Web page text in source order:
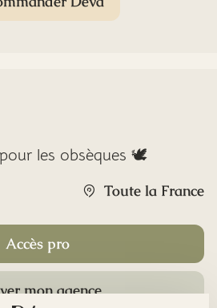
les obsèques 🕊️
Toute la France
Accès pro
mon agence